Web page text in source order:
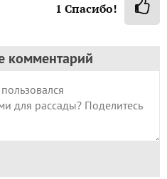
1 Спасибо!
комментарий